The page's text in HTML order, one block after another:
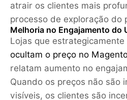
atrair os clientes mais
processo de exploração do
Melhoria no Engajamento do
Lojas que estrategicamente
ocultam o preço no
relatam aumento no
Quando os preços não são
visíveis, os clientes são